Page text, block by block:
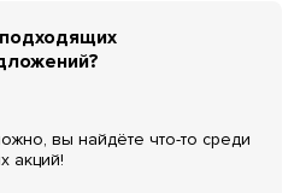
вы найдёте что-то среди
акций!